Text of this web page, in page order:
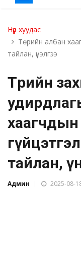
Нүүр хуудас
Төрийн албан
тайлан, үнэлгээ
Төрийн
тайлан,
Админ 2025-08-